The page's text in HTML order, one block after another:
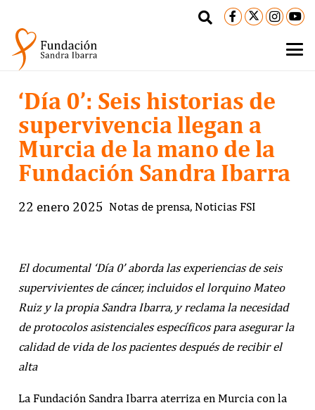
‘Día 0’: Seis historias de
supervivencia llegan a
Murcia de la mano de la
Fundación Sandra Ibarra
22 enero 2025 Notas de prensa, Noticias FSI
El documental ‘Día 0’ aborda las experiencias de seis
supervivientes de cáncer, incluidos el lorquino Mateo
Ruiz y la propia Sandra Ibarra, y reclama la necesidad
de protocolos asistenciales específicos para asegurar la
calidad de vida de los pacientes después de recibir el
alta
La Fundación Sandra Ibarra aterriza en Murcia con la